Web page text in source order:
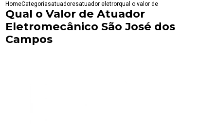
HomeCategoriasatuadoresatuador eletromecanicoqual o valor de atuador
Qual o Valor de Atuador
Eletromecânico São José dos
Campos